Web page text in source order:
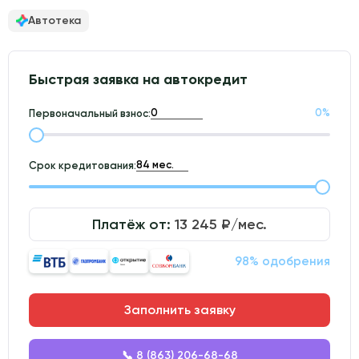
Автотека
Быстрая заявка на автокредит
Первоначальный взнос: 0%
Срок кредитования:
Платёж от: 13 245 ₽/мес.
98% одобрения
Заполнить заявку
📞 8 (863) 206-68-68